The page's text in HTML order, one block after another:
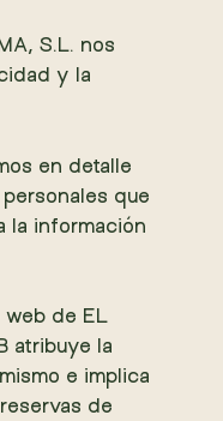
S.L. nos
y la
en detalle
que
la información
web de EL
atribuye la
e implica
de